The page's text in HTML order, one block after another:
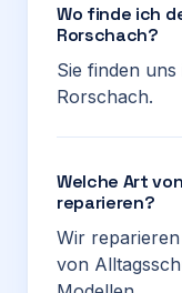
Wo finde ich
Rorschach?
Sie finden
Rorschach.
Welche Art
reparieren?
Wir
von